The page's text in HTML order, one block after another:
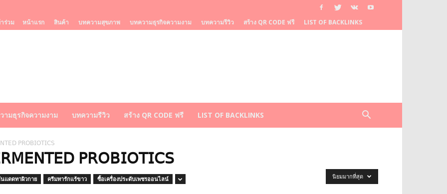
ร่วม หน้าแรก สินค้า บทความสุขภาพ บทความธุรกิจความงาม บทความรีวิว สร้าง QR CODE ฟรี LIST OF BACKLINKS
ามธุรกิจความงาม บทความรีวิว สร้าง QR CODE ฟรี LIST OF BACKLINKS
𝖯𝖱𝖮𝖡𝖨𝖮𝖳𝖨𝖢𝖲
𝖯𝖱𝖮𝖡𝖨𝖮𝖳𝖨𝖢𝖲
แดดทาผิวกาย ครีมทารักแร้ขาว ซื้อเครื่องประดับเพชรออนไลน์ นิยมมากที่สุด